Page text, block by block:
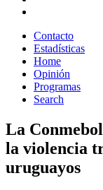
Contacto
Estadísticas
Home
Opinión
Programas
Search
La
la violencia
uruguayos